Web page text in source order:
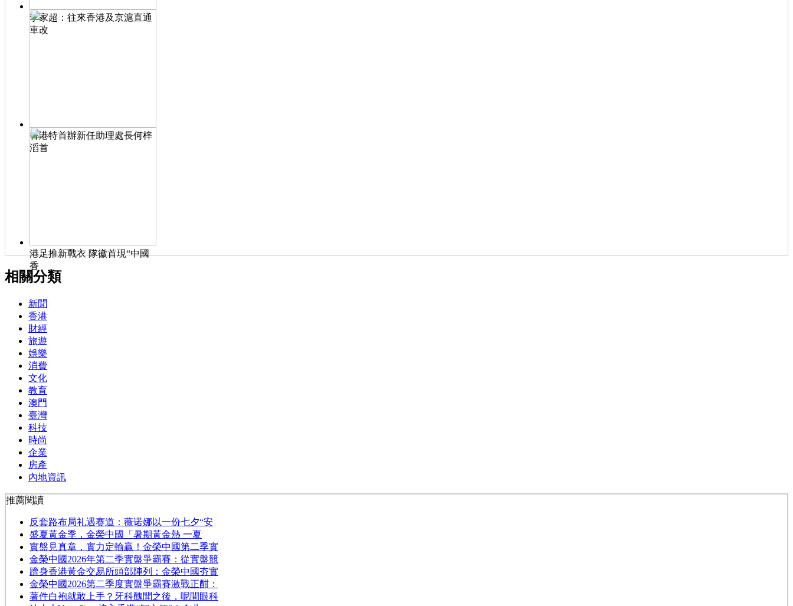
李家超：往來香港及京滬直通
車改
香港特首辦新任助理處長何梓
滔首
港足推新戰衣 隊徽首現“中國
香
相關分類
新聞
香港
財經
旅遊
娛樂
消費
文化
教育
澳門
臺灣
科技
時尚
企業
房產
內地資訊
推薦閱讀
反套路布局礼遇赛道：薇诺娜以一份七夕“安
​盛夏黃金季，金榮中國「暑期黃金熱 一夏
實盤見真章，實力定輸贏！金榮中國第二季實
金榮中國2026年第二季實盤爭霸賽：從實盤競
躋身香港黃金交易所頭部陣列：金榮中國夯實
金榮中國2026第二季度實盤爭霸賽激戰正酣：
著件白袍就敢上手？牙科醜聞之後，呢間眼科